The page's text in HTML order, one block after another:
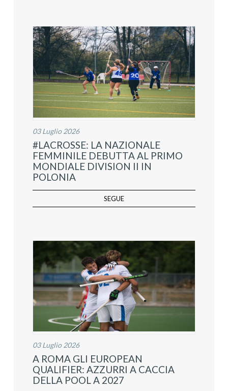
03 Luglio 2026
#LACROSSE: LA NAZIONALE
FEMMINILE DEBUTTA AL PRIMO
MONDIALE DIVISION II IN
POLONIA
SEGUE
03 Luglio 2026
A ROMA GLI EUROPEAN
QUALIFIER: AZZURRI A CACCIA
DELLA POOL A 2027